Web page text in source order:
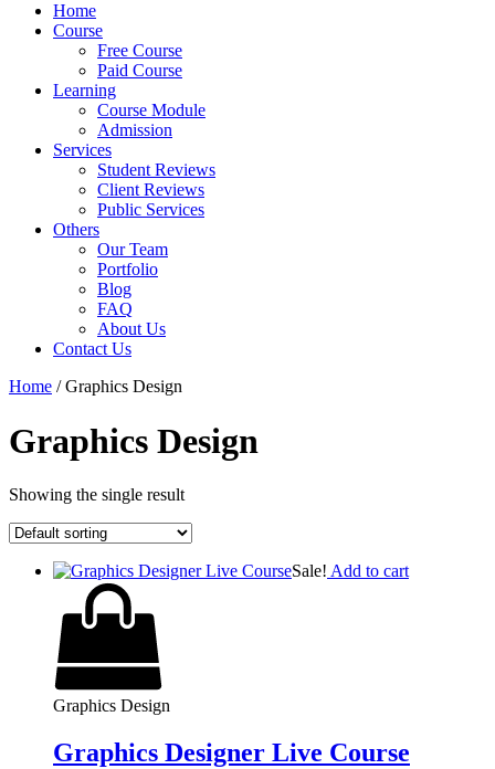
Home
Course
Free Course
Paid Course
Learning
Course Module
Admission
Services
Student Reviews
Client Reviews
Public Services
Others
Our Team
Portfolio
Blog
FAQ
About Us
Contact Us
Home / Graphics Design
Graphics Design
Showing the single result
Sale! Add to cart
Graphics Design
Graphics Designer Live Course